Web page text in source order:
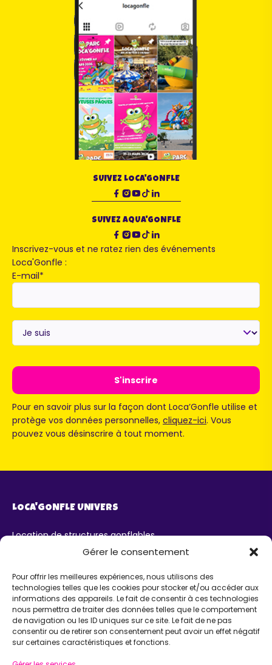
Gérer le consentement
Pour offrir les meilleures expériences, nous utilisons des
technologies telles que les cookies pour stocker et/ou accéder aux
informations des appareils. Le fait de consentir à ces technologies
nous permettra de traiter des données telles que le comportement
de navigation ou les ID uniques sur ce site. Le fait de ne pas
consentir ou de retirer son consentement peut avoir un effet négatif
sur certaines caractéristiques et fonctions.
SUIVEZ LOCA'GONFLE
SUIVEZ AQUA'GONFLE
Inscrivez-vous et ne ratez rien des événements
Loca'Gonfle :
E-mail*
Je
suis*
Pour en savoir plus sur la façon dont Loca’Gonfle utilise et
protège vos données personnelles, cliquez-ici. Vous
pouvez vous désinscrire à tout moment.
LOCA'GONFLE UNIVERS
Location de structures gonflables
Parc Loca'Gonfle XXL Colmar
Karting ludo-éducatif
AIDE
Chatbot IA Maurice
Infos pratiques
INFORMATIONS